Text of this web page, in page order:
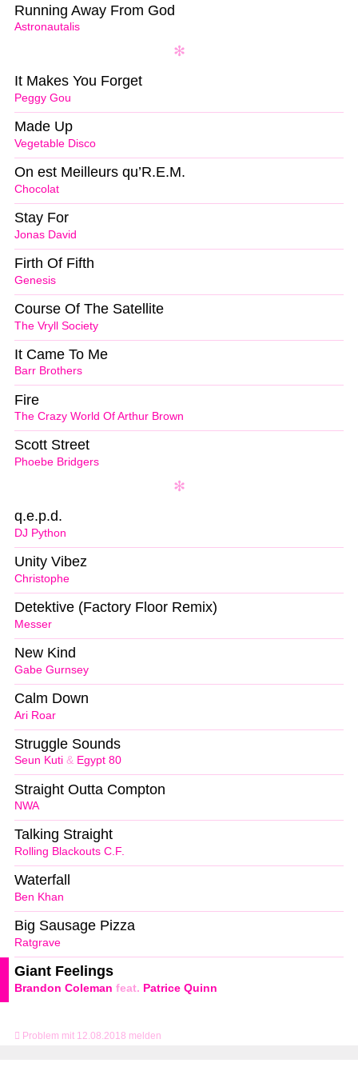
Problem mit 12.08.2018 melden
Astronautalis
Running Away From God
Peggy Gou
It Makes You Forget
Vegetable Disco
Made Up
Chocolat
On est Meilleurs qu’R.E.M.
Jonas David
Stay For
Genesis
Firth Of Fifth
The Vryll Society
Course Of The Satellite
Barr Brothers
It Came To Me
The Crazy World Of Arthur Brown
Fire
Phoebe Bridgers
Scott Street
DJ Python
q.e.p.d.
Christophe
Unity Vibez
Messer
Detektive (Factory Floor Remix)
Gabe Gurnsey
New Kind
Ari Roar
Calm Down
Seun Kuti & Egypt 80
Struggle Sounds
NWA
Straight Outta Compton
Rolling Blackouts C.F.
Talking Straight
Ben Khan
Waterfall
Ratgrave
Big Sausage Pizza
Brandon Coleman feat. Patrice Quinn
Giant Feelings